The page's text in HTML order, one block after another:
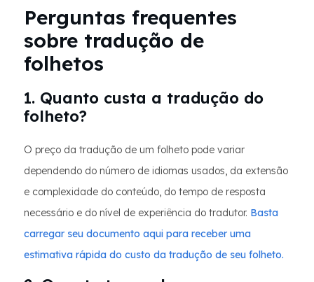
Perguntas frequentes
sobre tradução de
folhetos
1. Quanto custa a tradução do
folheto?
O preço da tradução de um folheto pode variar
dependendo do número de idiomas usados, da extensão
e complexidade do conteúdo, do tempo de resposta
necessário e do nível de experiência do tradutor. Basta
carregar seu documento aqui para receber uma
estimativa rápida do custo da tradução de seu folheto.